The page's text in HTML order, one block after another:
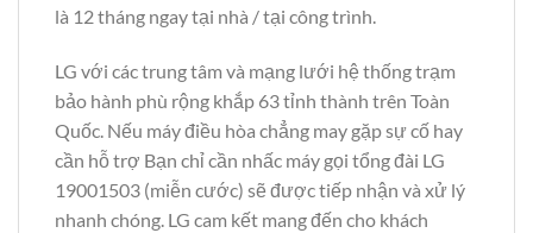
là 12 tháng ngay tại nhà / tại công trình.
LG với các trung tâm và mạng lưới hệ thống trạm
bảo hành phù rộng khắp 63 tỉnh thành trên Toàn
Quốc. Nếu máy điều hòa chẳng may gặp sự cố hay
cần hỗ trợ Bạn chỉ cần nhấc máy gọi tổng đài LG
19001503 (miễn cước) sẽ được tiếp nhận và xử lý
nhanh chóng. LG cam kết mang đến cho khách